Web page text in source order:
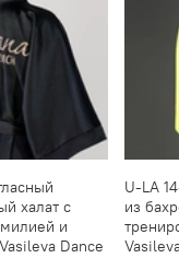
халат с
и
Dance
U-LA
из